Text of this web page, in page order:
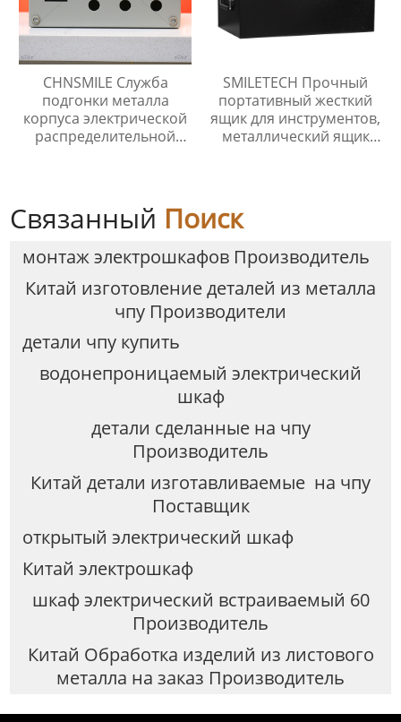
CHNSMILE Служба
подгонки металла
корпуса электрической
распределительной
SMILETECH Прочный
портативный жесткий
ящик для инструментов,
металлический ящик
Связанный Поиск
монтаж электрошкафов Производитель
Китай изготовление деталей из металла
чпу Производители
детали чпу купить
водонепроницаемый электрический
шкаф
детали сделанные на чпу
Производитель
Китай детали изготавливаемые на чпу
Поставщик
открытый электрический шкаф
Китай электрошкаф
шкаф электрический встраиваемый 60
Производитель
Китай Обработка изделий из листового
металла на заказ Производитель